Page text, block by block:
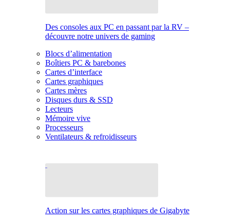
Des consoles aux PC en passant par la RV –
découvre notre univers de gaming
Blocs d’alimentation
Boîtiers PC & barebones
Cartes d’interface
Cartes graphiques
Cartes mères
Disques durs & SSD
Lecteurs
Mémoire vive
Processeurs
Ventilateurs & refroidisseurs
Action sur les cartes graphiques de Gigabyte